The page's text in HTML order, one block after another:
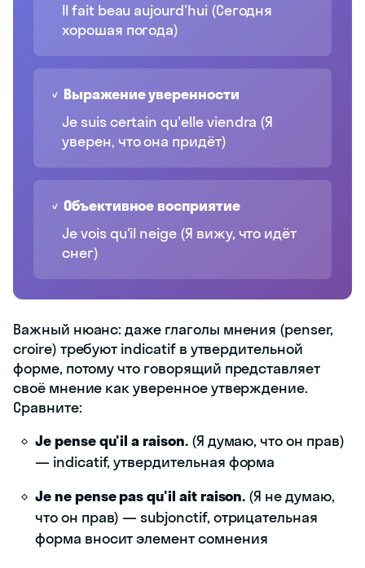
Il fait beau aujourd'hui (Сегодня
хорошая погода)
✓ Выражение уверенности
Je suis certain qu'elle viendra (Я
уверен, что она придёт)
✓ Объективное восприятие
Je vois qu'il neige (Я вижу, что идёт
снег)
Важный нюанс: даже глаголы мнения (penser,
croire) требуют indicatif в утвердительной
форме, потому что говорящий представляет
своё мнение как уверенное утверждение.
Сравните:
Je pense qu'il a raison.(Я думаю, что он прав)
— indicatif, утвердительная форма
Je ne pense pas qu'il ait raison. (Я не думаю,
что он прав) — subjonctif, отрицательная
форма вносит элемент сомнения